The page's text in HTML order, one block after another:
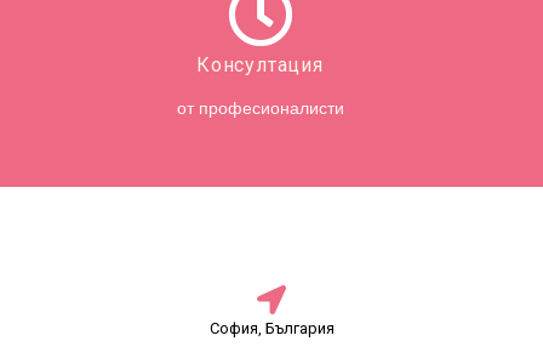
Консултация
от професионалисти
София, България